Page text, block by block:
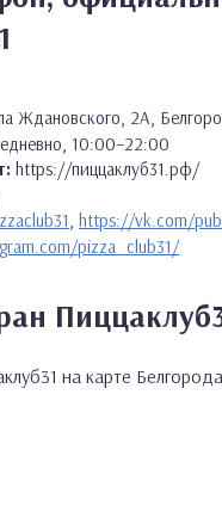
Ждановского, 2А,
10:00–22:00
https://пиццаклуб31.рф/
, https://vk.com/
pizza_club31/
на карте Белгорода